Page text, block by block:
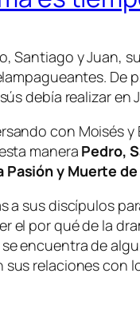
Santiago y
debía realizar en
con Moisés y
manera Pedro,
y Muerte de
a sus discípulos
el por qué de la
encuentra de
relaciones con